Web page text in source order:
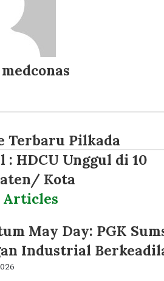
Terbaru Pilkada
: HDCU Unggul di 10
Kota
Articles
May Day: PGK
Industrial